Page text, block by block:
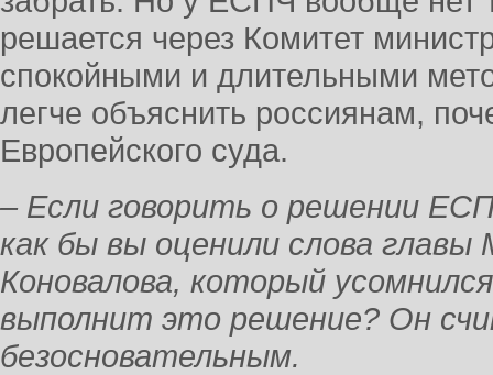
решается через Комитет
спокойными и длительными
легче объяснить россиянам,
Европейского суда.
– Если говорить о решении
как бы вы оценили слова
Коновалова, который
выполнит это решение? Он
безосновательным.